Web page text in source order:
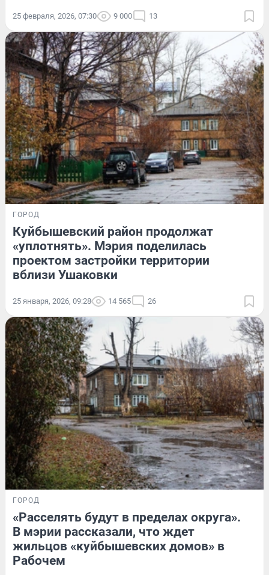
25 февраля, 2026, 07:30 9 000 13
ГОРОД
Куйбышевский район продолжат
«уплотнять». Мэрия поделилась
проектом застройки территории
вблизи Ушаковки
25 января, 2026, 09:28 14 565 26
ГОРОД
«Расселять будут в пределах округа».
В мэрии рассказали, что ждет
жильцов «куйбышевских домов» в
Рабочем